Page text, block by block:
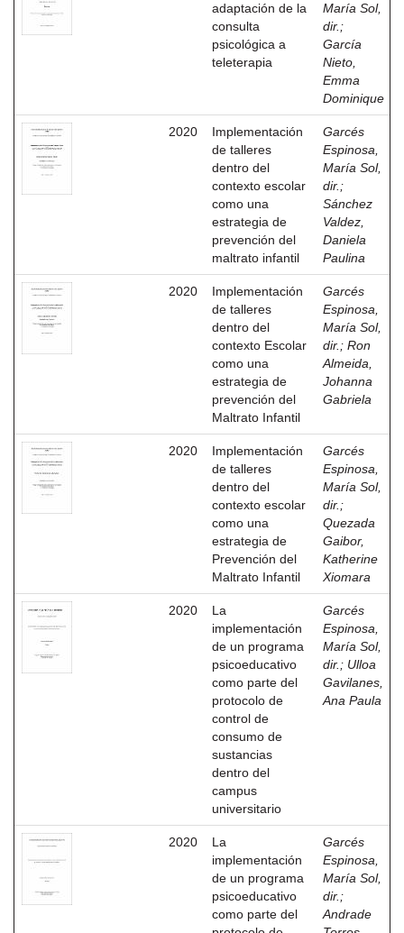
adaptación de la
consulta
psicológica a
teleterapia
María Sol,
dir. ;
García
Nieto,
Emma
Dominique
2020
Implementación
de talleres
dentro del
contexto escolar
como una
estrategia de
prevención del
maltrato infantil
Garcés
Espinosa,
María Sol,
dir. ;
Sánchez
Valdez,
Daniela
Paulina
2020
Implementación
de talleres
dentro del
contexto Escolar
como una
estrategia de
prevención del
Maltrato Infantil
Garcés
Espinosa,
María Sol,
dir. ; Ron
Almeida,
Johanna
Gabriela
2020
Implementación
de talleres
dentro del
contexto escolar
como una
estrategia de
Prevención del
Maltrato Infantil
Garcés
Espinosa,
María Sol,
dir. ;
Quezada
Gaibor,
Katherine
Xiomara
2020
La
implementación
de un programa
psicoeducativo
como parte del
protocolo de
control de
consumo de
sustancias
dentro del
campus
universitario
Garcés
Espinosa,
María Sol,
dir. ; Ulloa
Gavilanes,
Ana Paula
2020
La
implementación
de un programa
psicoeducativo
como parte del
Garcés
Espinosa,
María Sol,
dir. ;
Andrade